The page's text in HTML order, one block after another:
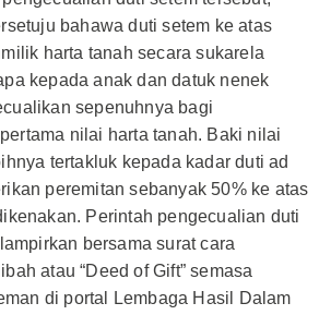
bahawa duti setem ke atas
harta tanah secara sukarela
kepada anak dan datuk nenek
sepenuhnya bagi
nilai harta tanah. Baki nilai
tertakluk kepada kadar duti ad
peremitan sebanyak 50% ke atas
Perintah pengecualian duti
bersama surat cara
atau “Deed of Gift” semasa
di portal Lembaga Hasil Dalam